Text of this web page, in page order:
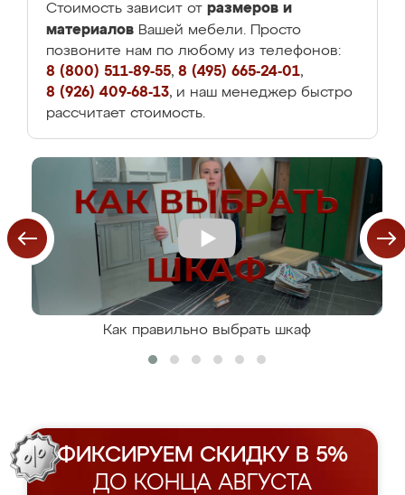
Стоимость зависит от размеров и
материалов Вашей мебели. Просто
позвоните нам по любому из телефонов:
8 (800) 511-89-55, 8 (495) 665-24-01,
8 (926) 409-68-13, и наш менеджер быстро
рассчитает стоимость.
Как правильно выбрать шкаф
ФИКСИРУЕМ СКИДКУ В 5%
ДО КОНЦА АВГУСТА